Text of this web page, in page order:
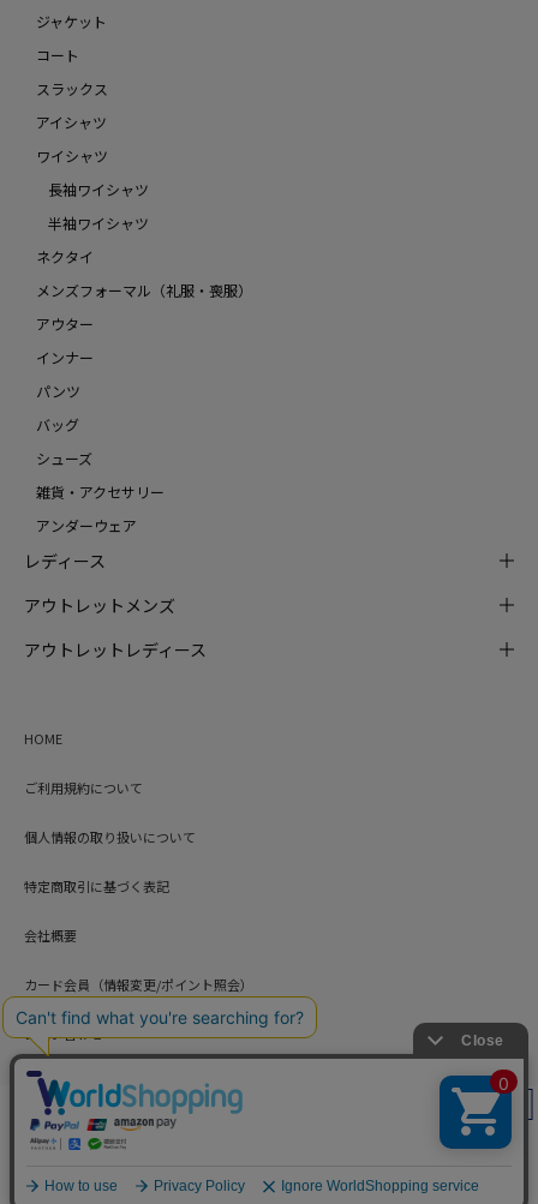
絞り込み
ジャケット
コート
スラックス
アイシャツ
ワイシャツ
長袖ワイシャツ
半袖ワイシャツ
ネクタイ
メンズフォーマル（礼服・喪服）
アウター
インナー
パンツ
バッグ
シューズ
雑貨・アクセサリー
アンダーウェア
レディース
アウトレットメンズ
アウトレットレディース
HOME
ご利用規約について
個人情報の取り扱いについて
特定商取引に基づく表記
会社概要
カード会員（情報変更/ポイント照会）
お問い合わせ
Copyright © HARUYAMA TRADING CO.,LTD. All Rights Reserved.